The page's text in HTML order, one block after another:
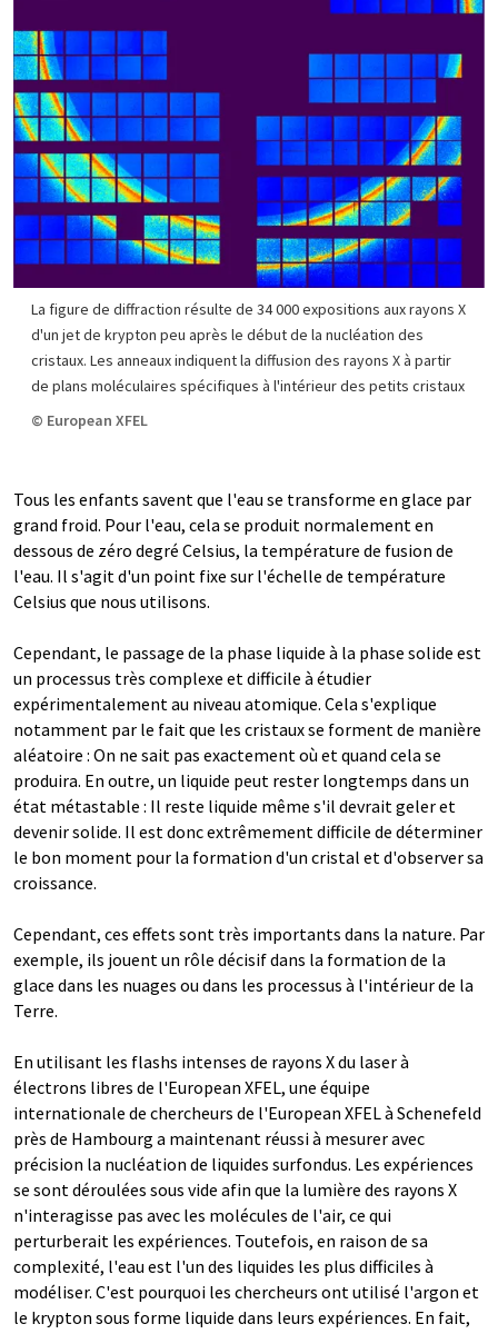
La figure de diffraction résulte de 34 000 expositions aux rayons X
d'un jet de krypton peu après le début de la nucléation des
cristaux. Les anneaux indiquent la diffusion des rayons X à partir
de plans moléculaires spécifiques à l'intérieur des petits cristaux
© European XFEL
Tous les enfants savent que l'eau se transforme en glace par
grand froid. Pour l'eau, cela se produit normalement en
dessous de zéro degré Celsius, la température de fusion de
l'eau. Il s'agit d'un point fixe sur l'échelle de température
Celsius que nous utilisons.
Cependant, le passage de la phase liquide à la phase solide est
un processus très complexe et difficile à étudier
expérimentalement au niveau atomique. Cela s'explique
notamment par le fait que les cristaux se forment de manière
aléatoire : On ne sait pas exactement où et quand cela se
produira. En outre, un liquide peut rester longtemps dans un
état métastable : Il reste liquide même s'il devrait geler et
devenir solide. Il est donc extrêmement difficile de déterminer
le bon moment pour la formation d'un cristal et d'observer sa
croissance.
Cependant, ces effets sont très importants dans la nature. Par
exemple, ils jouent un rôle décisif dans la formation de la
glace dans les nuages ou dans les processus à l'intérieur de la
Terre.
En utilisant les flashs intenses de rayons X du laser à
électrons libres de l'European XFEL, une équipe
internationale de chercheurs de l'European XFEL à Schenefeld
près de Hambourg a maintenant réussi à mesurer avec
précision la nucléation de liquides surfondus. Les expériences
se sont déroulées sous vide afin que la lumière des rayons X
n'interagisse pas avec les molécules de l'air, ce qui
perturberait les expériences. Toutefois, en raison de sa
complexité, l'eau est l'un des liquides les plus difficiles à
modéliser. C'est pourquoi les chercheurs ont utilisé l'argon et
le krypton sous forme liquide dans leurs expériences. En fait,